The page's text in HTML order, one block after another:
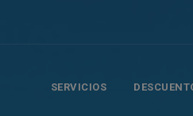
SERVICIOS